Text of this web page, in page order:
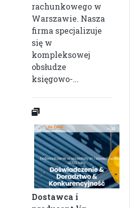
rachunkowego w
Warszawie. Nasza
firma specjalizuje
się w
kompleksowej
obsłudze
księgowo-...
Dostawca i